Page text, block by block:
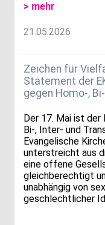
> mehr
21.05.2026
Zeichen für
Statement der
gegen Homo-,
Der 17. Mai ist
Bi-, Inter- und
Evangelische
unterstreicht aus
eine offene
gleichberechtigt
unabhängig von
geschlechtlicher